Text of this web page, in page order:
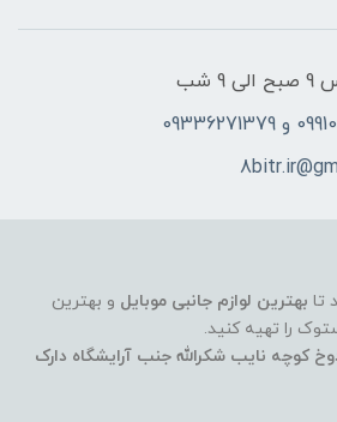
بهترین لوازم جانبی موبایل و بهترین
را تهیه کنید.
کوچه نایب شکرالله جنب آرایشگاه دارک